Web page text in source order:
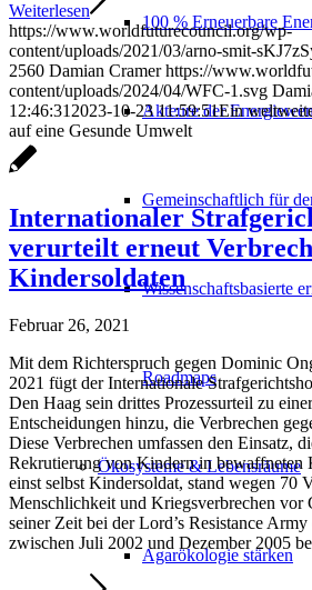
100 % Erneuerbare
Akteure der
Gemeinschaftlich für
Wissenschaftsbasierte
Roadmaps
Ökosysteme & Lebensräume
Agarökologie stärken
Weiterlesen
https://www.worldfuturecouncil.org/wp-
content/uploads/2021/03/arno-smit-
2560 Damian Cramer https://
content/uploads/2024/04/WFC-1.svg
12:46:31 2023-10-23 11:59:51Ein
auf eine Gesunde Umwelt
Internationaler
verurteilt erneut
Kindersoldaten
Februar 26, 2021
Mit dem Richterspruch gegen Dominic
2021 fügt der Internationale
Den Haag sein drittes Prozessurteil zu
Entscheidungen hinzu, die Verbrechen
Diese Verbrechen umfassen den Einsatz,
Rekrutierung von Kindern in bewaffneten
einst selbst Kindersoldat, stand wegen 70
Menschlichkeit und Kriegsverbrechen vor
seiner Zeit bei der Lord’s Resistance
zwischen Juli 2002 und Dezember 2005